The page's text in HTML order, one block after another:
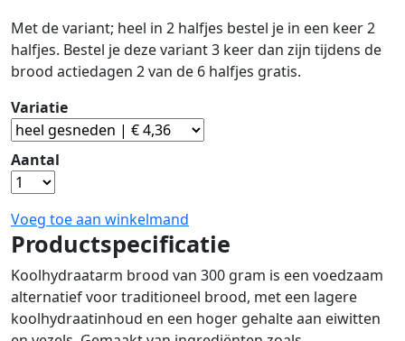
Met de variant; heel in 2 halfjes bestel je in een keer 2
halfjes. Bestel je deze variant 3 keer dan zijn tijdens de
brood actiedagen 2 van de 6 halfjes gratis.
Variatie
Aantal
Voeg toe aan winkelmand
Productspecificatie
Koolhydraatarm brood van 300 gram is een voedzaam
alternatief voor traditioneel brood, met een lagere
koolhydraatinhoud en een hoger gehalte aan eiwitten